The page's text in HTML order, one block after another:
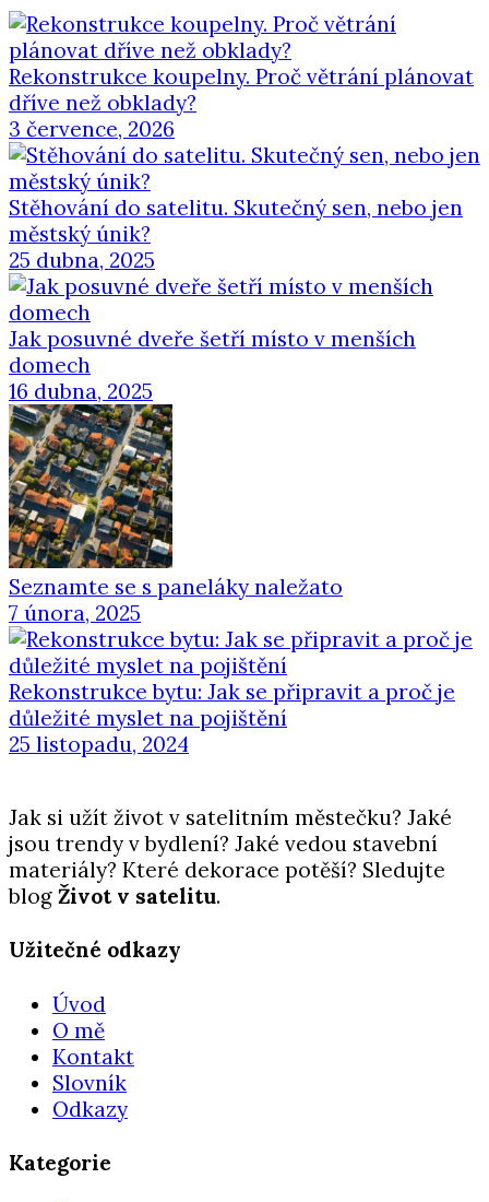
Rekonstrukce koupelny. Proč větrání plánovat
dříve než obklady?
3 července, 2026
Stěhování do satelitu. Skutečný sen, nebo jen
městský únik?
25 dubna, 2025
Jak posuvné dveře šetří místo v menších
domech
16 dubna, 2025
Seznamte se s paneláky naležato
7 února, 2025
Rekonstrukce bytu: Jak se připravit a proč je
důležité myslet na pojištění
25 listopadu, 2024
Jak si užít život v satelitním městečku? Jaké
jsou trendy v bydlení? Jaké vedou stavební
materiály? Které dekorace potěší? Sledujte
blog Život v satelitu.
Užitečné odkazy
Úvod
O mě
Kontakt
Slovník
Odkazy
Kategorie